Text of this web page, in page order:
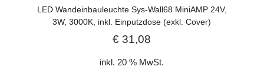
LED Wandeinbauleuchte Sys-Wall68 MiniAMP 24V,
3W, 3000K, inkl. Einputzdose (exkl. Cover)
€ 31,08
inkl. 20 % MwSt.